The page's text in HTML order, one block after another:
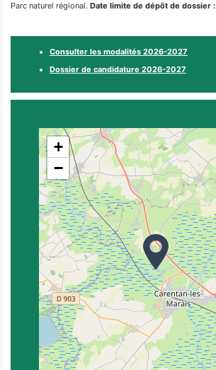
Parc naturel régional. Date limite de dépôt de dossier :
Consulter les modalités 2026-2027
Dossier de candidature 2026-2027
+
−